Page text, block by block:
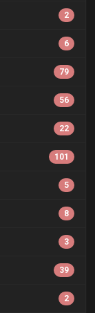
2
6
79
56
22
101
5
8
3
39
2